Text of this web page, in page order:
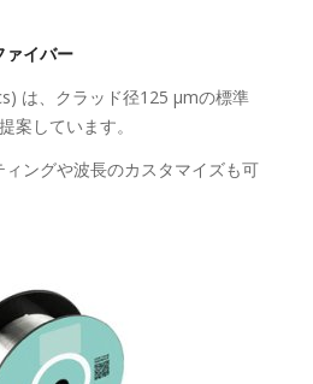
ァイバー
は、クラッド径125 µmの標準
案しています。
ングや波長のカスタマイズも可